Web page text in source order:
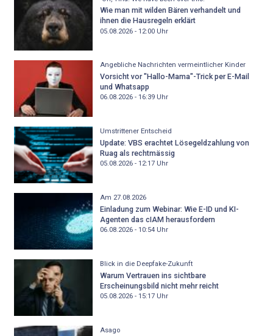
Wie man mit wilden Bären verhandelt und
ihnen die Hausregeln erklärt
05.08.2026 - 12:00Uhr
Angebliche Nachrichten vermeintlicher Kinder
Vorsicht vor "Hallo-Mama"-Trick per E-Mail
und Whatsapp
06.08.2026 - 16:39Uhr
Umstrittener Entscheid
Update: VBS erachtet Lösegeldzahlung von
Ruag als rechtmässig
05.08.2026 - 12:17Uhr
Am 27.08.2026
Einladung zum Webinar: Wie E-ID und KI-
Agenten das cIAM herausfordern
06.08.2026 - 10:54Uhr
Blick in die Deepfake-Zukunft
Warum Vertrauen ins sichtbare
Erscheinungsbild nicht mehr reicht
05.08.2026 - 15:17Uhr
Asago